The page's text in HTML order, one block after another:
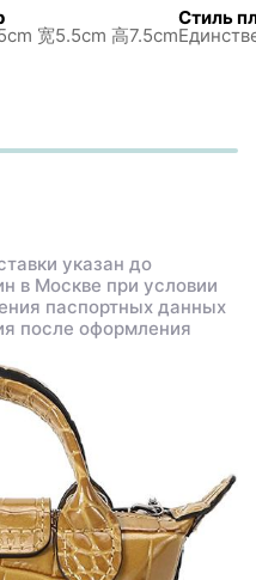
宽5.5cm 高7.5cm
Стиль
указан до
в Москве при условии
паспортных данных
после оформления